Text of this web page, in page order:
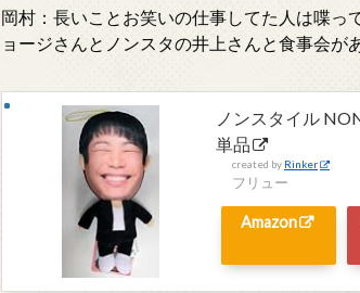
岡村：長いことお笑いの仕事してた人は喋っ
ョージさんとノンスタの井上さんと食事会が
ノンスタイル
単品
created by Rinker
フリュー
Amazon